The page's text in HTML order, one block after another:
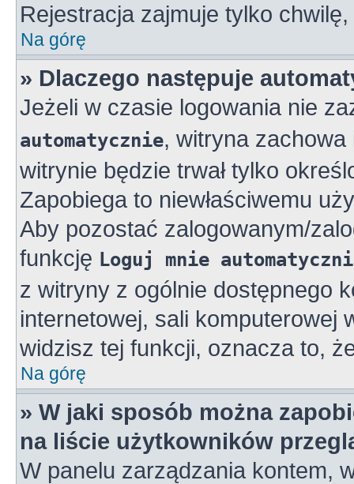
Rejestracja zajmuje tylko
Na górę
» Dlaczego następuje
Jeżeli w czasie logowania nie
automatycznie, witryna
witrynie będzie trwał tylko
Zapobiega to niewłaściwemu
Aby pozostać zalogowanym/
funkcję Loguj mnie
z witryny z ogólnie dostępnego
internetowej, sali komputerowej
widzisz tej funkcji, oznacza to,
Na górę
» W jaki sposób można
na liście użytkowników
W panelu zarządzania kontem,